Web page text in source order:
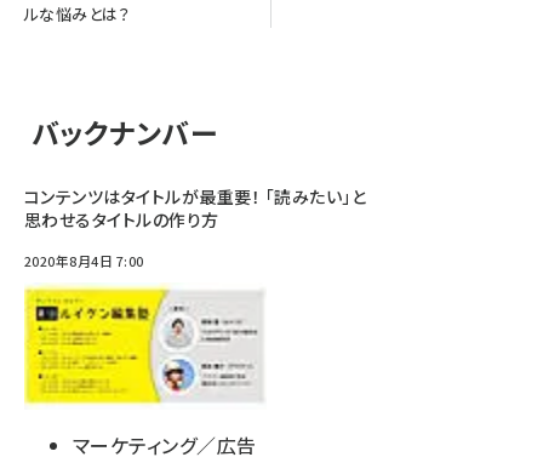
ルな悩みとは？
バックナンバー
コンテンツはタイトルが最重要！ 「読みたい」と
思わせるタイトルの作り方
2020年8月4日 7:00
マーケティング／広告